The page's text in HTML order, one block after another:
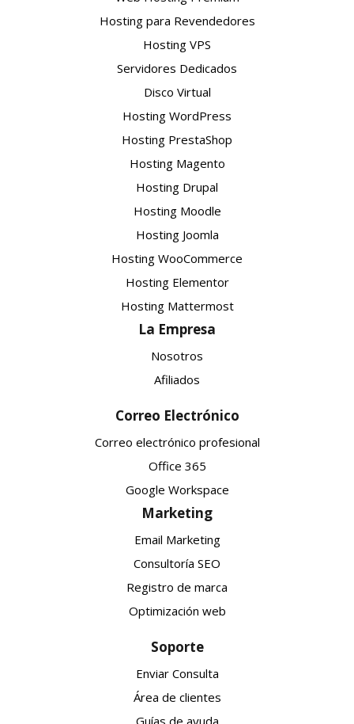
Hosting para Revendedores
Hosting VPS
Servidores Dedicados
Disco Virtual
Hosting WordPress
Hosting PrestaShop
Hosting Magento
Hosting Drupal
Hosting Moodle
Hosting Joomla
Hosting WooCommerce
Hosting Elementor
Hosting Mattermost
La Empresa
Nosotros
Afiliados
Correo Electrónico
Correo electrónico profesional
Office 365
Google Workspace
Marketing
Email Marketing
Consultoría SEO
Registro de marca
Optimización web
Soporte
Enviar Consulta
Área de clientes